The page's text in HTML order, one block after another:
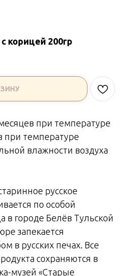
корицей 200гр
при температуре
при температуре
влажности воздуха
русское
по особой
в городе Белёв Тульской
запекается
в русских печах. Все
сохраняются в
музей «Старые